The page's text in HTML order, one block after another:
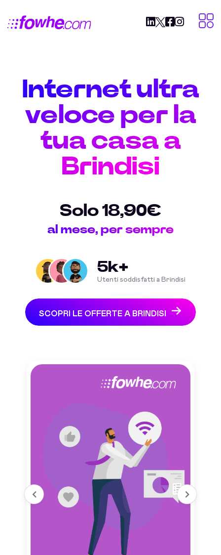
Internet ultra
veloce per la
tua casa a
Brindisi
Solo 18,90€
al mese, per sempre
5k+
Utenti soddisfatti a Brindisi
SCOPRI LE OFFERTE A BRINDISI